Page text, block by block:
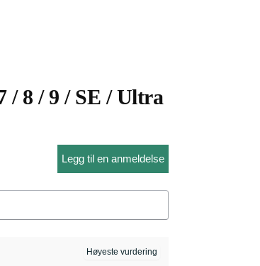
/ 8 / 9 / SE / Ultra
Legg til en anmeldelse